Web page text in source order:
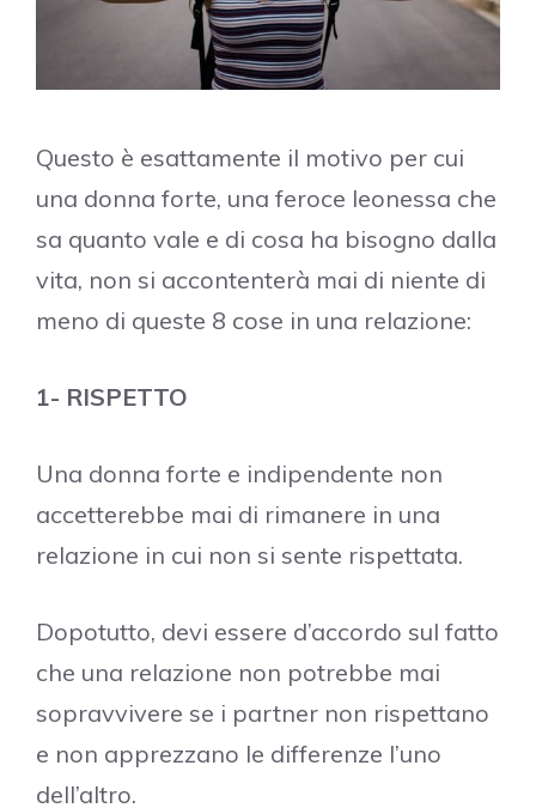
Questo è esattamente il motivo per cui
una donna forte, una feroce leonessa che
sa quanto vale e di cosa ha bisogno dalla
vita, non si accontenterà mai di niente di
meno di queste 8 cose in una relazione:
1- RISPETTO
Una donna forte e indipendente non
accetterebbe mai di rimanere in una
relazione in cui non si sente rispettata.
Dopotutto, devi essere d’accordo sul fatto
che una relazione non potrebbe mai
sopravvivere se i partner non rispettano
e non apprezzano le differenze l’uno
dell’altro.